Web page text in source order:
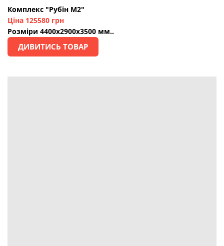
Комплекс "Рубін М2"
Ціна 125580 грн
Розміри 4400х2900х3500 мм..
ДИВИТИСЬ ТОВАР